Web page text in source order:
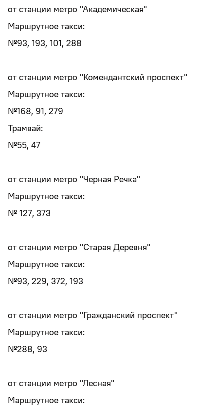
от станции метро "Академическая"
Маршрутное такси:
№93, 193, 101, 288
от станции метро "Комендантский проспект"
Маршрутное такси:
№168, 91, 279
Трамвай:
№55, 47
от станции метро "Черная Речка"
Маршрутное такси:
№ 127, 373
от станции метро "Старая Деревня"
Маршрутное такси:
№93, 229, 372, 193
от станции метро "Гражданский проспект"
Маршрутное такси:
№288, 93
от станции метро "Лесная"
Маршрутное такси: